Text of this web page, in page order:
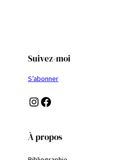
Suivez-moi
S’abonner
Instagram Facebook
À propos